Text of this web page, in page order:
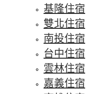
基隆住宿
雙北住宿
南投住宿
台中住宿
雲林住宿
嘉義住宿